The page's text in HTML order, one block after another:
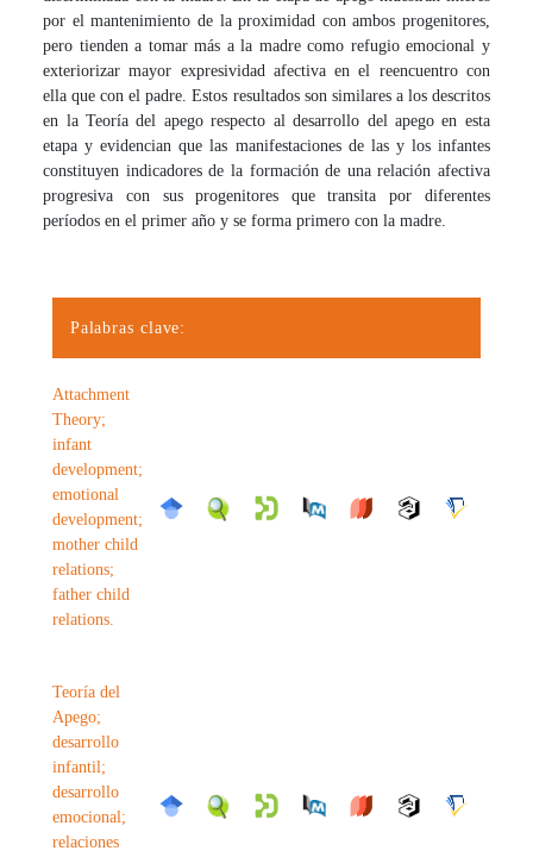
por el mantenimiento de la proximidad con ambos progenitores,
pero tienden a tomar más a la madre como refugio emocional y
exteriorizar mayor expresividad afectiva en el reencuentro con
ella que con el padre. Estos resultados son similares a los descritos
en la Teoría del apego respecto al desarrollo del apego en esta
etapa y evidencian que las manifestaciones de las y los infantes
constituyen indicadores de la formación de una relación afectiva
progresiva con sus progenitores que transita por diferentes
períodos en el primer año y se forma primero con la madre.
Palabras clave:
Attachment
Theory;
infant
development;
emotional
development;
mother child
relations;
father child
relations.
Teoría del
Apego;
desarrollo
infantil;
desarrollo
emocional;
relaciones